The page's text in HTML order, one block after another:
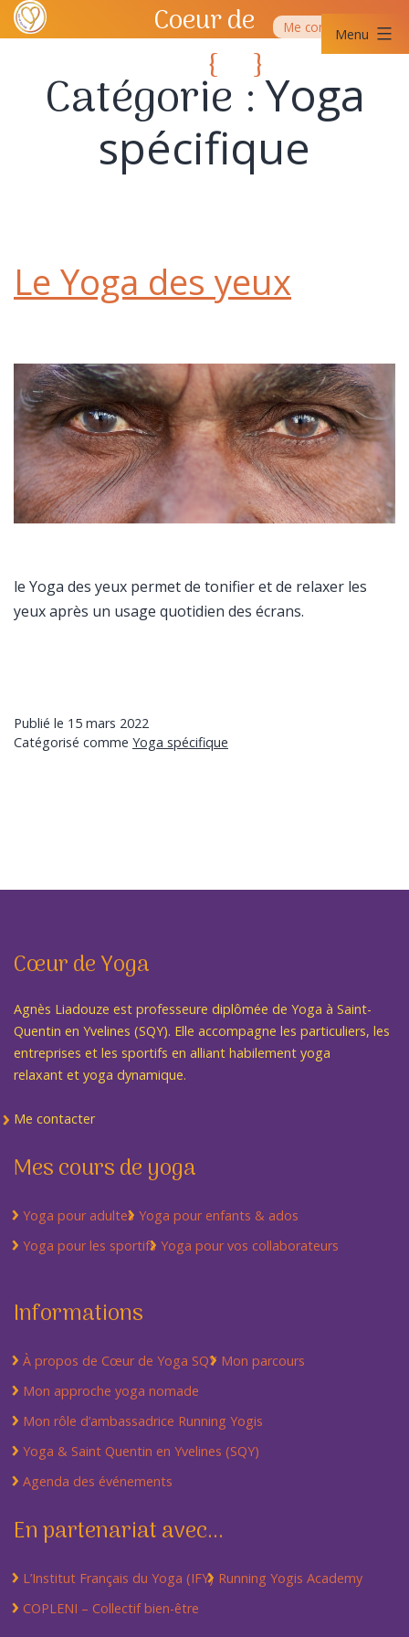
Aller
au
Coeur de
{ }
Me contacterMenu
Catégorie :Yoga
spécifique
Le Yoga des yeux
le Yoga des yeux permet de tonifier et de relaxer les
yeux après un usage quotidien des écrans.
Publié le 15 mars 2022
Catégorisé comme Yoga spécifique
Cœur de Yoga
Agnès Liadouze est professeure diplômée de Yoga à Saint-
Quentin en Yvelines (SQY). Elle accompagne les particuliers, les
entreprises et les sportifs en alliant habilement yoga
relaxant et yoga dynamique.
Me contacter
Mes cours de yoga
Yoga pour adultes Yoga pour enfants & ados
Yoga pour les sportifs Yoga pour vos collaborateurs
Informations
À propos de Cœur de Yoga SQY Mon parcours
Mon approche yoga nomade
Mon rôle d’ambassadrice Running Yogis
Yoga & Saint Quentin en Yvelines (SQY)
Agenda des événements
En partenariat avec...
L’Institut Français du Yoga (IFY) Running Yogis Academy
COPLENI – Collectif bien-être